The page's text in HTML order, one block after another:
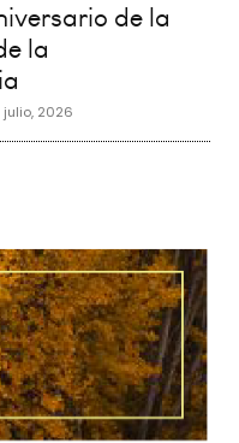
de la
la
julio, 2026